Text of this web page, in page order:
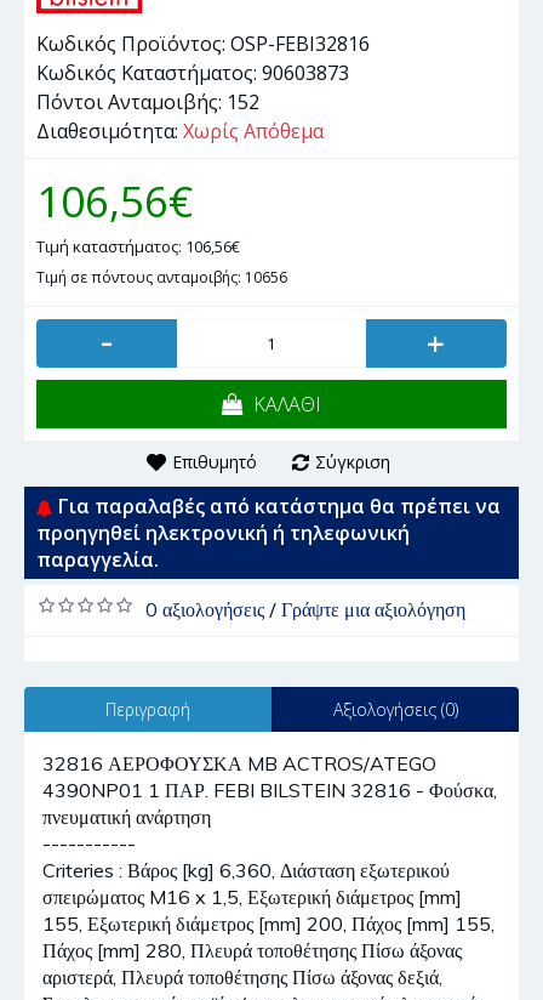
Κωδικός Προϊόντος: OSP-FEBI32816
Κωδικός Καταστήματος: 90603873
Πόντοι Ανταμοιβής: 152
Διαθεσιμότητα: Χωρίς Απόθεμα
106,56€
Τιμή καταστήματος: 106,56€
Τιμή σε πόντους ανταμοιβής: 10656
- +
ΚΑΛΑΘΙ
Επιθυμητό Σύγκριση
Για παραλαβές από κατάστημα θα πρέπει να
προηγηθεί ηλεκτρονική ή τηλεφωνική
παραγγελία.
0 αξιολογήσεις/ Γράψτε μια αξιολόγηση
Περιγραφή Αξιολογήσεις (0)
32816 ΑΕΡΟΦΟΥΣΚΑ MB ACTROS/ATEGO
4390NP01 1 ΠΑΡ. FEBI BILSTEIN 32816 - Φούσκα,
πνευματική ανάρτηση
-----------
Criteries : Βάρος [kg] 6,360, Διάσταση εξωτερικού
σπειρώματος M16 x 1,5, Εξωτερική διάμετρος [mm]
155, Εξωτερική διάμετρος [mm] 200, Πάχος [mm] 155,
Πάχος [mm] 280, Πλευρά τοποθέτησης Πίσω άξονας
αριστερά, Πλευρά τοποθέτησης Πίσω άξονας δεξιά,